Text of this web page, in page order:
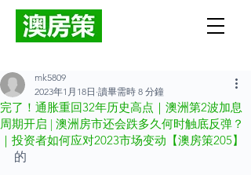
完了！通胀重回32年历史高点｜澳洲第2波加息
周期开启 | 澳洲房市还会跌多久何时触底反弹？
｜投资者如何应对2023市场变动【澳房策205】
mk5809
2023年1月18日 讀畢需時 8 分鐘
的